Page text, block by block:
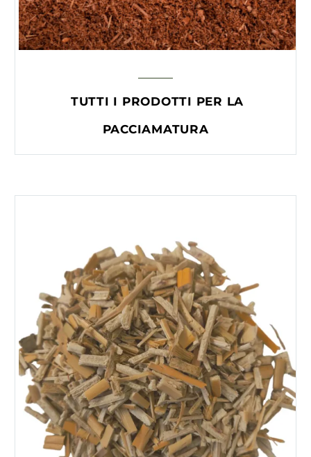
TUTTI I PRODOTTI PER LA
PACCIAMATURA